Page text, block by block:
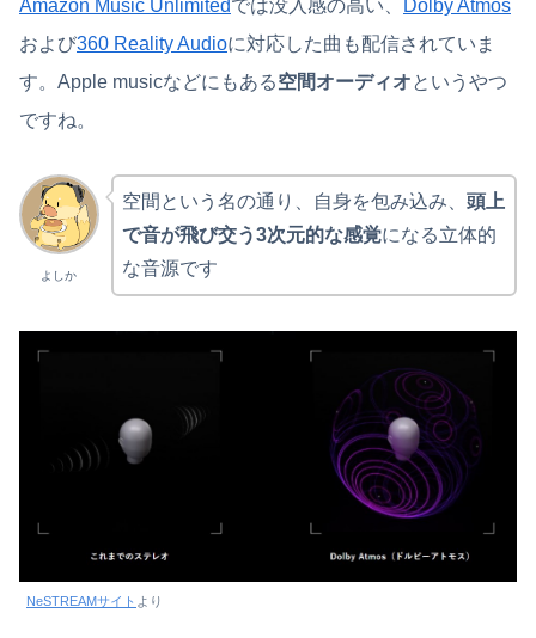
Amazon Music Unlimitedでは没入感の高い、
Dolby Atmos
および360 Reality Audioに対応した曲も配信されていま
す。Apple musicなどにもある空間オーディオというやつ
ですね。
よしか
空間という名の通り、自身を包み込み、 頭上
で音が飛び交う3次元的な感覚になる立体的
な音源です
NeSTREAMサイト より